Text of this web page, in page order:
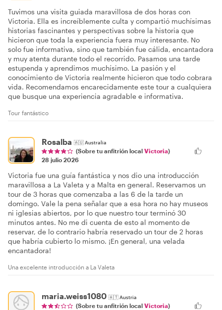
Tuvimos una visita guiada maravillosa de dos horas con
Victoria. Ella es increíblemente culta y compartió muchísimas
historias fascinantes y perspectivas sobre la historia que
hicieron que toda la experiencia fuera muy interesante. No
solo fue informativa, sino que también fue cálida, encantadora
y muy atenta durante todo el recorrido. Pasamos una tarde
estupenda y aprendimos muchísimo. La pasión y el
conocimiento de Victoria realmente hicieron que todo cobrara
vida. Recomendamos encarecidamente este tour a cualquiera
que busque una experiencia agradable e informativa.
Tour fantástico
Rosalba 🇦🇺Australia
(Sobre tu anfitrión local Victoria)
28 julio 2026
Victoria fue una guía fantástica y nos dio una introducción
maravillosa a La Valeta y a Malta en general. Reservamos un
tour de 3 horas que comenzaba a las 6 de la tarde un
domingo. Vale la pena señalar que a esa hora no hay museos
ni iglesias abiertos, por lo que nuestro tour terminó 30
minutos antes. No me di cuenta de esto al momento de
reservar, de lo contrario habría reservado un tour de 2 horas
que habría cubierto lo mismo. ¡En general, una velada
encantadora!
Una excelente introducción a La Valeta
maria.weiss1080 🇦🇹Austria
(Sobre tu anfitrión local Victoria)